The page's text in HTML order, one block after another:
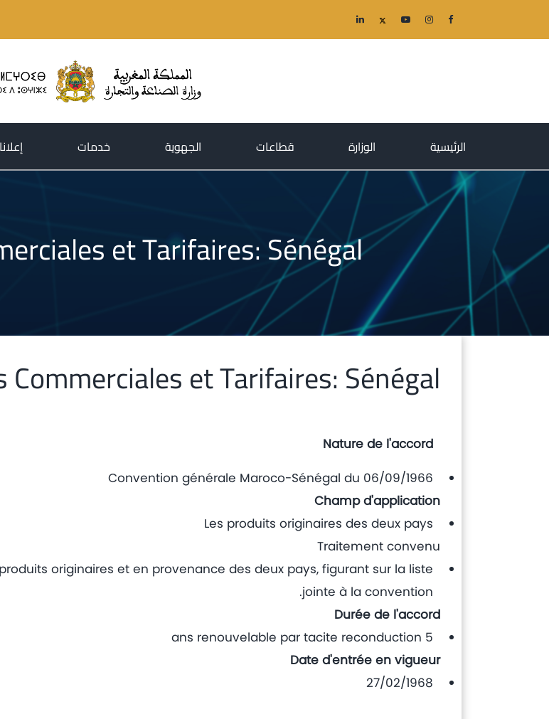
الرئيسية
(current) الوزارة(current) قطاعات
(current) الجهوية
(current) خدمات
(current)
et Tarifaires: Sénégal
et Tarifaires: Sénégal
Nature de l'accord
Convention générale Maroco-Sénégal du 06/09/1966
Champ d'application
Les produits originaires des deux pays
Traitement convenu
originaires et en provenance des deux pays, figurant sur la liste
jointe à la convention.
Durée de l'accord
5 ans renouvelable par tacite reconduction
Date d'entrée en vigueur
27/02/1968